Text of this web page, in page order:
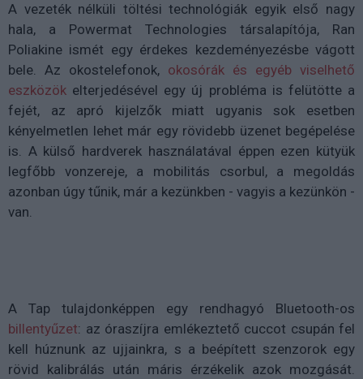
A vezeték nélküli töltési technológiák egyik első nagy
hala, a Powermat Technologies társalapítója, Ran
Poliakine ismét egy érdekes kezdeményezésbe vágott
bele. Az okostelefonok, okosórák és egyéb viselhető
eszközök elterjedésével egy új probléma is felütötte a
fejét, az apró kijelzők miatt ugyanis sok esetben
kényelmetlen lehet már egy rövidebb üzenet begépelése
is. A külső hardverek használatával éppen ezen kütyük
legfőbb vonzereje, a mobilitás csorbul, a megoldás
azonban úgy tűnik, már a kezünkben - vagyis a kezünkön -
van.
A Tap tulajdonképpen egy rendhagyó Bluetooth-os
billentyűzet: az óraszíjra emlékeztető cuccot csupán fel
kell húznunk az ujjainkra, s a beépített szenzorok egy
rövid kalibrálás után máris érzékelik azok mozgását.